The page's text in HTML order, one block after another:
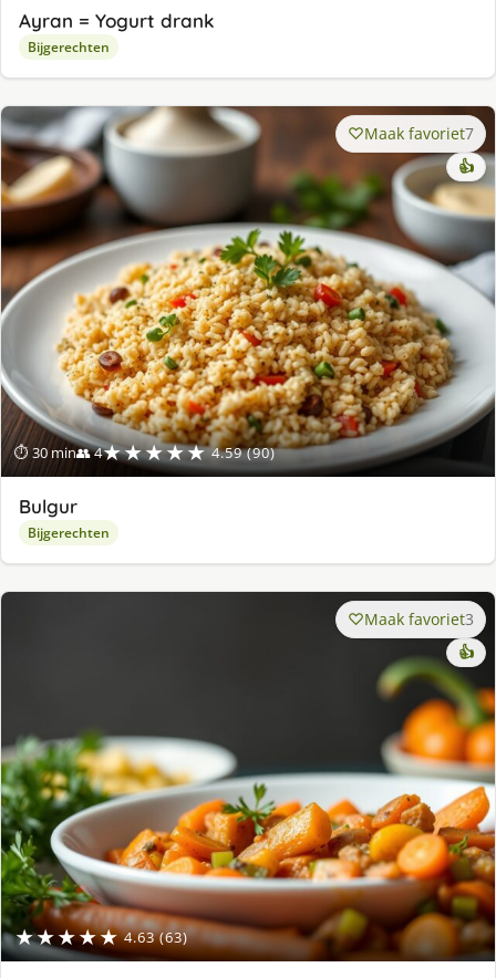
Ayran = Yogurt drank
Bijgerechten
⏱ 30 min👥 4★★★★★ 4.59 (90)
Maak favoriet7
👍
Bulgur
Bijgerechten
★★★★★ 4.63 (63)
Maak favoriet3
👍